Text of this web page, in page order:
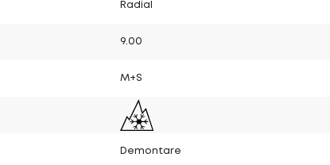
Radial
9.00
M+S
Demontare